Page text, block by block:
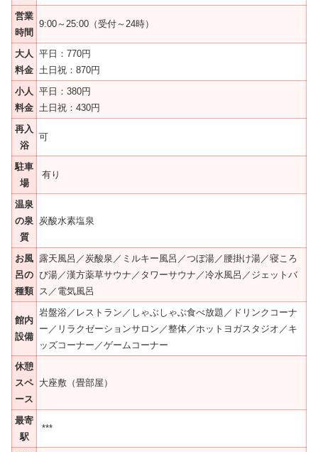
営業
時間
9:00～25:00（受付～24時）
大人
料金
平日：770円
土日祝：870円
小人
料金
平日：380円
土日祝：430円
再入
浴
可
駐車
場
有り
温泉
の泉
質
炭酸水素塩泉
お風
呂の
種類
露天風呂／炭酸泉／ミルキー風呂／つぼ湯／腰掛け湯／寝ころ
び湯／漢方薬草サウナ／タワーサウナ／冷水風呂／ジェットバ
ス／電気風呂
館内
設備
岩盤浴／レストラン／しゃぶしゃぶ食べ放題／ドリンクコーナ
ー／リラクゼーションサロン／整体／ホットヨガスタジオ／キ
ッズコーナー／ゲームコーナー
休憩
スペ
ース
大座敷（畳部屋）
最寄
駅
***